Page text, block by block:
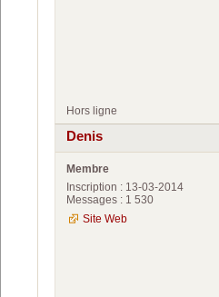
Hors ligne
Denis
Membre
Inscription : 13-03-2014
Messages : 1 530
Site Web